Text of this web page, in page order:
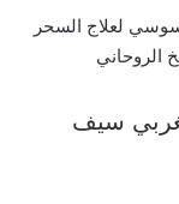
لعلاج السحر
الروحاني
سيف